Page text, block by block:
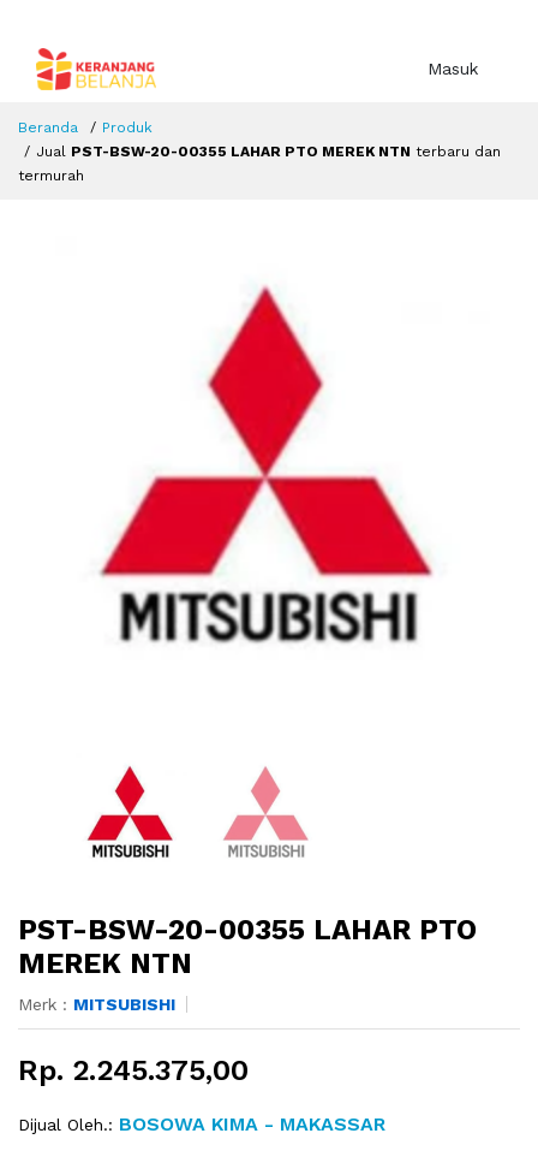
Masuk
Beranda
Produk
Jual PST-BSW-20-00355 LAHAR PTO MEREK NTN terbaru dan
termurah
PST-BSW-20-00355 LAHAR PTO
MEREK NTN
Merk : MITSUBISHI
Rp. 2.245.375,00
Dijual Oleh.: BOSOWA KIMA - MAKASSAR